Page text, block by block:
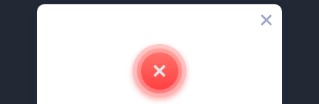
Свяжитесь С Нами